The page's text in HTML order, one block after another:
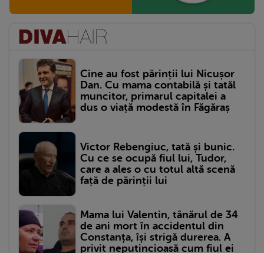
Cine au fost părinții lui Nicușor
Dan. Cu mama contabilă și tatăl
muncitor, primarul capitalei a
dus o viață modestă în Făgăraș
Victor Rebengiuc, tată și bunic.
Cu ce se ocupă fiul lui, Tudor,
care a ales o cu totul altă scenă
față de părinții lui
Mama lui Valentin, tânărul de 34
de ani mort în accidentul din
Constanța, își strigă durerea. A
privit neputincioasă cum fiul ei